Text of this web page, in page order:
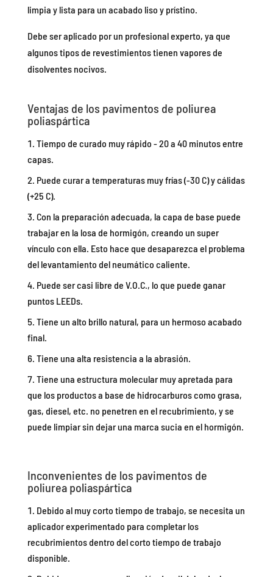
limpia y lista para un acabado liso y prístino.
Debe ser aplicado por un profesional experto, ya que
algunos tipos de revestimientos tienen vapores de
disolventes nocivos.
Ventajas de los pavimentos de poliurea
poliaspártica
Tiempo de curado muy rápido - 20 a 40 minutos entre
capas.
Puede curar a temperaturas muy frías (-30 C) y cálidas
(+25 C).
Con la preparación adecuada, la capa de base puede
trabajar en la losa de hormigón, creando un super
vínculo con ella. Esto hace que desaparezca el problema
del levantamiento del neumático caliente.
Puede ser casi libre de V.O.C., lo que puede ganar
puntos LEEDs.
Tiene un alto brillo natural, para un hermoso acabado
final.
Tiene una alta resistencia a la abrasión.
Tiene una estructura molecular muy apretada para
que los productos a base de hidrocarburos como grasa,
gas, diesel, etc. no penetren en el recubrimiento, y se
puede limpiar sin dejar una marca sucia en el hormigón.
Inconvenientes de los pavimentos de
poliurea poliaspártica
Debido al muy corto tiempo de trabajo, se necesita un
aplicador experimentado para completar los
recubrimientos dentro del corto tiempo de trabajo
disponible.